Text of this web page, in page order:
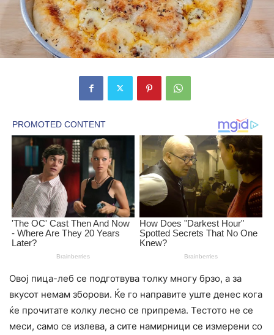
Овој пица-леб се подготвува толку многу брзо, а за
вкусот немам зборови. Ќе го направите уште денес кога
ќе прочитате колку лесно се припрема. Тестото не се
меси, само се излева, а сите намирници се измерени со